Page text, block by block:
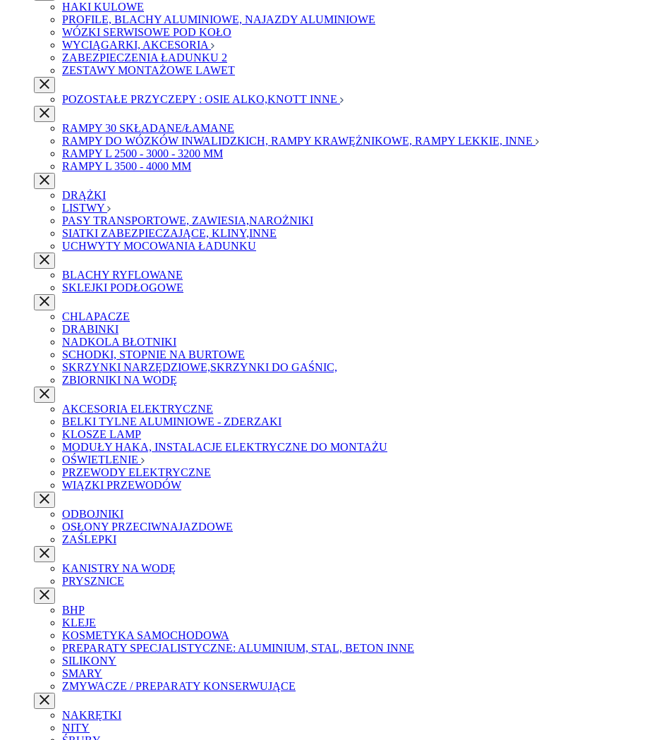
HAKI KULOWE
PROFILE, BLACHY ALUMINIOWE, NAJAZDY ALUMINIOWE
WÓZKI SERWISOWE POD KOŁO
WYCIĄGARKI, AKCESORIA
ZABEZPIECZENIA ŁADUNKU 2
ZESTAWY MONTAŻOWE LAWET
POZOSTAŁE PRZYCZEPY : OSIE ALKO,KNOTT INNE
RAMPY 30 SKŁADANE/ŁAMANE
RAMPY DO WÓZKÓW INWALIDZKICH, RAMPY KRAWĘŻNIKOWE, RAMPY LEKKIE, INNE
RAMPY L 2500 - 3000 - 3200 MM
RAMPY L 3500 - 4000 MM
DRĄŻKI
LISTWY
PASY TRANSPORTOWE, ZAWIESIA,NAROŻNIKI
SIATKI ZABEZPIECZAJĄCE, KLINY,INNE
UCHWYTY MOCOWANIA ŁADUNKU
BLACHY RYFLOWANE
SKLEJKI PODŁOGOWE
CHLAPACZE
DRABINKI
NADKOLA BŁOTNIKI
SCHODKI, STOPNIE NA BURTOWE
SKRZYNKI NARZĘDZIOWE,SKRZYNKI DO GAŚNIC,
ZBIORNIKI NA WODĘ
AKCESORIA ELEKTRYCZNE
BELKI TYLNE ALUMINIOWE - ZDERZAKI
KLOSZE LAMP
MODUŁY HAKA, INSTALACJE ELEKTRYCZNE DO MONTAŻU
OŚWIETLENIE
PRZEWODY ELEKTRYCZNE
WIĄZKI PRZEWODÓW
ODBOJNIKI
OSŁONY PRZECIWNAJAZDOWE
ZAŚLEPKI
KANISTRY NA WODĘ
PRYSZNICE
BHP
KLEJE
KOSMETYKA SAMOCHODOWA
PREPARATY SPECJALISTYCZNE: ALUMINIUM, STAL, BETON INNE
SILIKONY
SMARY
ZMYWACZE / PREPARATY KONSERWUJĄCE
NAKRĘTKI
NITY